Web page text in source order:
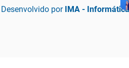
Desenvolvido por IMA -